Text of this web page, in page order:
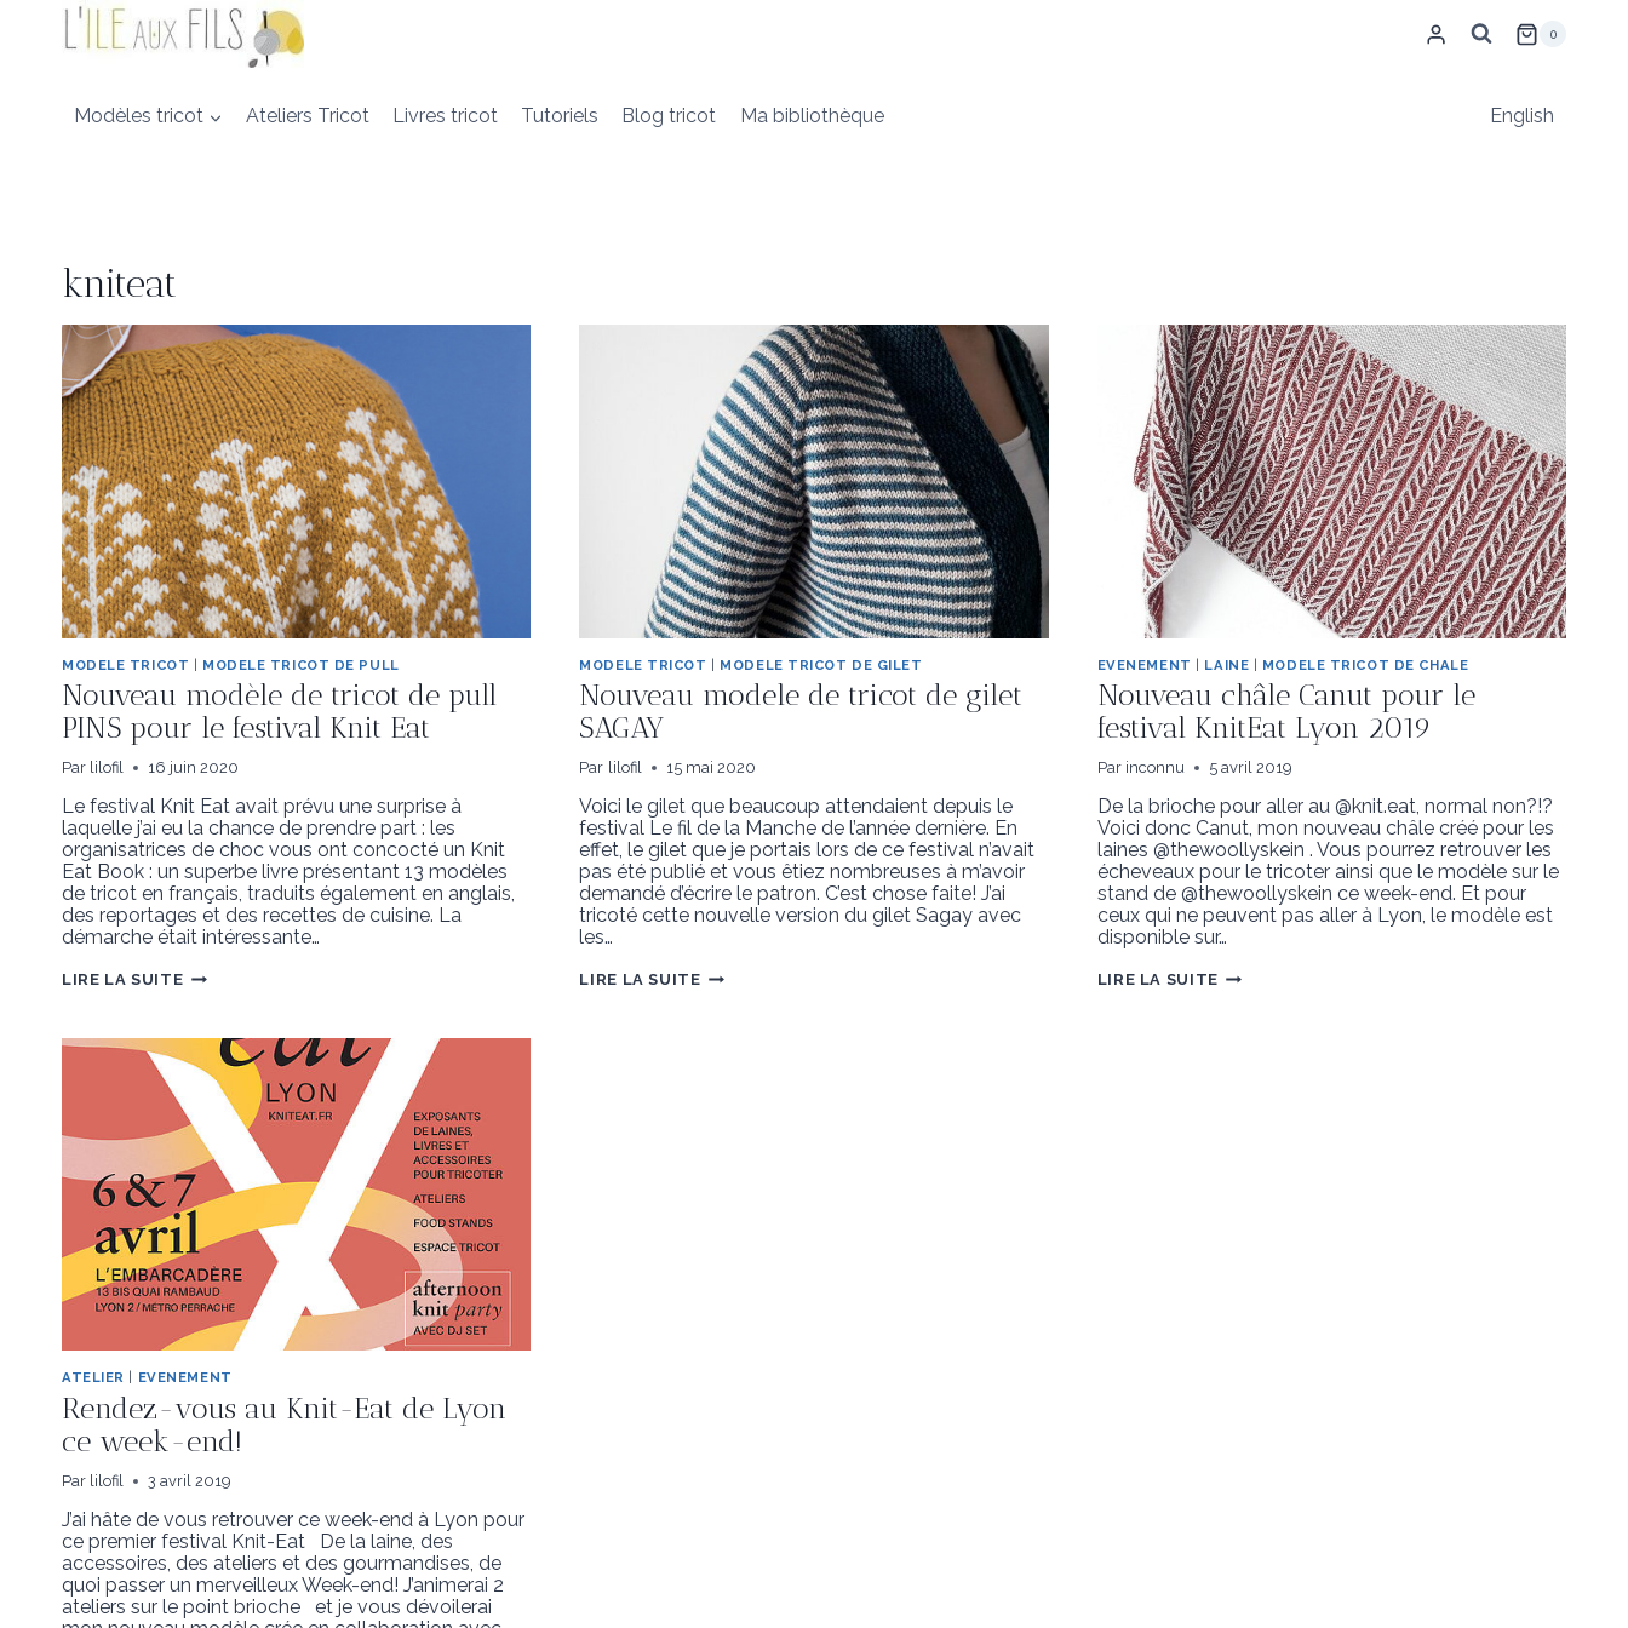
contenu
0
Modèles tricot Ateliers Tricot Livres tricot Tutoriels Blog tricot Ma bibliothèque English
kniteat
MODELE TRICOT | MODELE TRICOT DE PULL
Nouveau modèle de tricot de pull
PINS pour le festival Knit Eat
Par lilofil 16 juin 2020
Le festival Knit Eat avait prévu une surprise à
laquelle j’ai eu la chance de prendre part : les
organisatrices de choc vous ont concocté un Knit
Eat Book : un superbe livre présentant 13 modèles
de tricot en français, traduits également en anglais,
des reportages et des recettes de cuisine. La
démarche était intéressante…
LIRE LA SUITENOUVEAU
DE
PULL
PINS
POUR
LE
FESTIVAL
KNIT
EAT
MODELE TRICOT | MODELE TRICOT DE GILET
Nouveau modele de tricot de gilet
SAGAY
Par lilofil 15 mai 2020
Voici le gilet que beaucoup attendaient depuis le
festival Le fil de la Manche de l’année dernière. En
effet, le gilet que je portais lors de ce festival n’avait
pas été publié et vous êtiez nombreuses à m’avoir
demandé d’écrire le patron. C’est chose faite! J’ai
tricoté cette nouvelle version du gilet Sagay avec
les…
LIRE LA SUITENOUVEAU
EVENEMENT | LAINE | MODELE TRICOT DE CHALE
Nouveau châle Canut pour le
festival KnitEat Lyon 2019
Par inconnu 5 avril 2019
De la brioche pour aller au @knit.eat, normal non?!?
Voici donc Canut, mon nouveau châle créé pour les
laines @thewoollyskein . Vous pourrez retrouver les
écheveaux pour le tricoter ainsi que le modèle sur le
stand de @thewoollyskein ce week-end. Et pour
ceux qui ne peuvent pas aller à Lyon, le modèle est
disponible sur…
LIRE LA SUITENOUVEAU
ATELIER EVENEMENT
Rendez-vous au Knit-Eat de Lyon
ce week-end!
Par lilofil 3 avril 2019
J’ai hâte de vous retrouver ce week-end à Lyon pour
ce premier festival Knit-Eat De la laine, des
accessoires, des ateliers et des gourmandises, de
quoi passer un merveilleux Week-end! J’animerai 2
ateliers sur le point brioche et je vous dévoilerai